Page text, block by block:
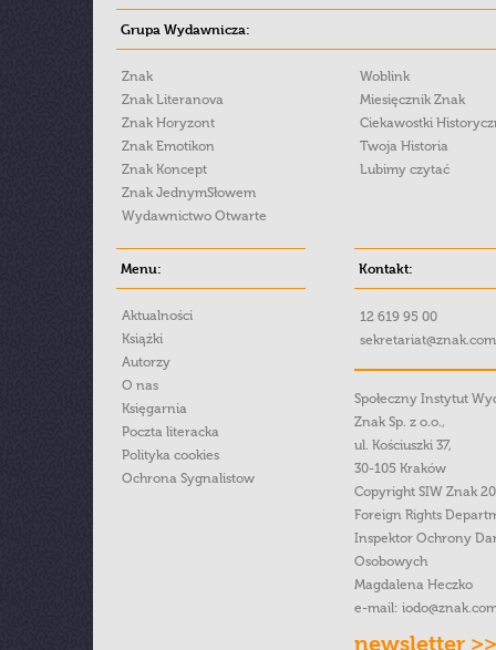
Grupa Wydawnicza:
Znak
Znak Literanova
Znak Horyzont
Znak Emotikon
Znak Koncept
Znak JednymSłowem
Wydawnictwo Otwarte
Woblink
Miesięcznik Znak
Ciekawostki
Twoja Historia
Lubimy czytać
Menu:
Aktualności
Książki
Autorzy
O nas
Księgarnia
Poczta literacka
Polityka cookies
Ochrona Sygnalistow
Kontakt:
12 619 95 00
Społeczny Instytut
Znak Sp. z o.o.,
ul. Kościuszki 37,
30-105 Kraków
Copyright SIW Znak
Foreign Rights
Inspektor Ochrony
Osobowych
Magdalena Heczko
e-mail:
newsletter >>